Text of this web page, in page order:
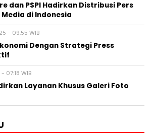
dan PSPI Hadirkan Distribusi Pers
Media di Indonesia
- 09:55 WIB
Dengan Strategi Press
07:18 WIB
Layanan Khusus Galeri Foto